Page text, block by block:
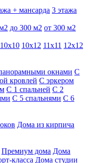
+ мансарда 3 этажа
до 300 м2 от 300 м2
10х10 10х12 11х11 12х12
окнами С
кровлей С эркером
С 1 спальней С 2
С 5 спальнями С 6
Дома из кирпича
Премиум дома Дома
класса Дома студии